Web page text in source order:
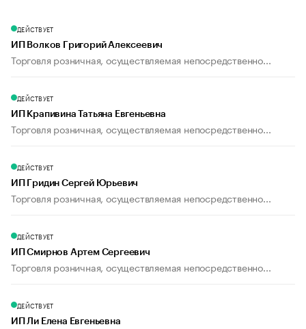
ДЕЙСТВУЕТ
ИП Волков Григорий Алексеевич
Торговля розничная, осуществляемая непосредственно...
ДЕЙСТВУЕТ
ИП Крапивина Татьяна Евгеньевна
Торговля розничная, осуществляемая непосредственно...
ДЕЙСТВУЕТ
ИП Гридин Сергей Юрьевич
Торговля розничная, осуществляемая непосредственно...
ДЕЙСТВУЕТ
ИП Смирнов Артем Сергеевич
Торговля розничная, осуществляемая непосредственно...
ДЕЙСТВУЕТ
ИП Ли Елена Евгеньевна